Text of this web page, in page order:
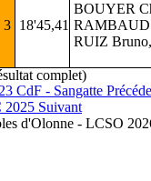
3 18'45,41
BOUYER
RAMBAUD
RUIZ
complet)
CdF - Sangatte
2025 Suivant
d'Olonne - LCSO